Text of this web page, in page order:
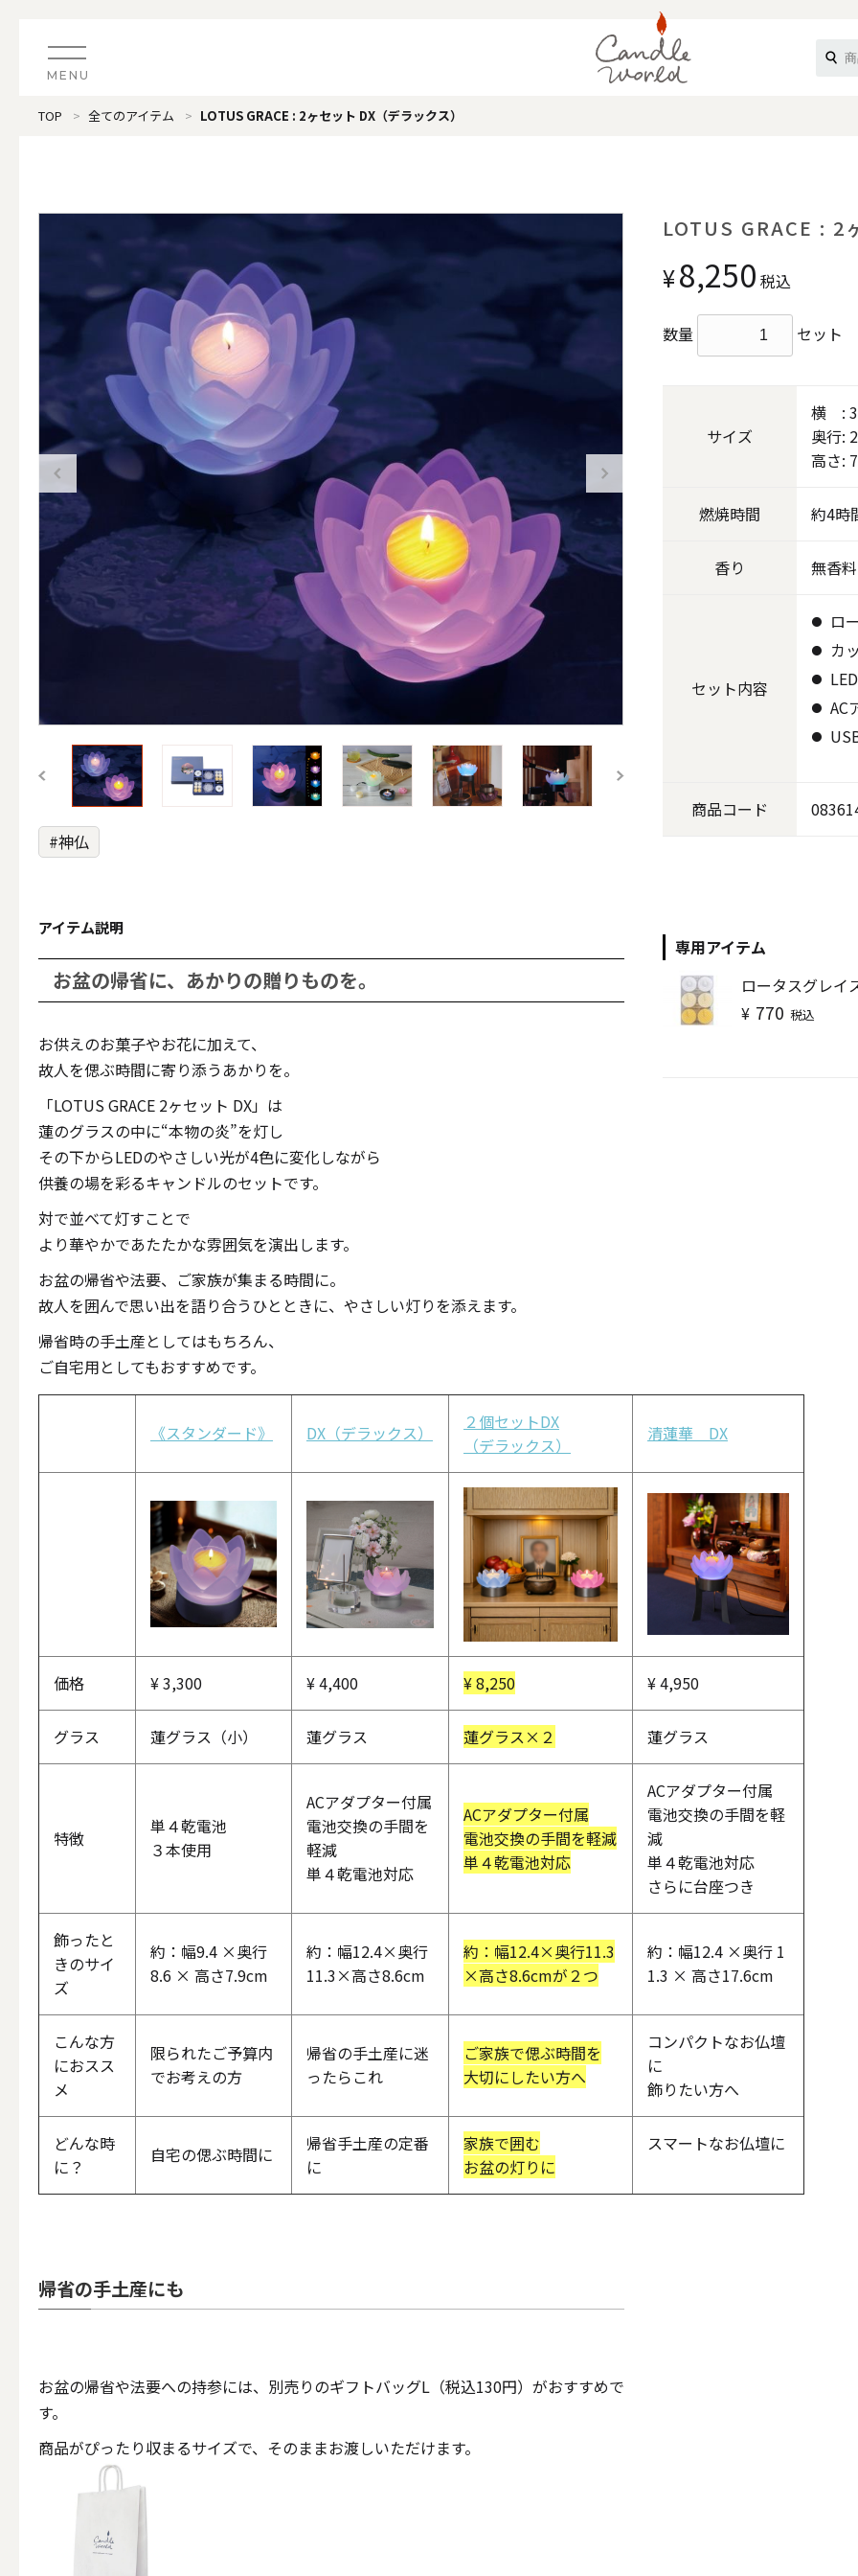
MENU
カテゴリから探す
価格で探す
色で探す
（ブランド）offti 《オフティ》
（ブランド）YURAGI《ゆらぎ》
ALL
ALL
カップキャンドル ピラーキャンドル
キャンドルホルダー
キャンドル・ホルダーセット
点火・消火ツール
手作りキャンドル
ALL 手作りキット
その他
ALL キャンドルグッズ
（形から選ぶ）キャンドル
ピラーキャンドル
ボールキャンドル カップキャンドル
その他キャンドル
キャンドル・ホルダーセット
TOP 全てのアイテム LOTUS GRACE : 2ヶセット DX（デラックス）
#神仏
LOTUS GRACE : 2
¥8,250 税込
数量 セット
サイズ
横 :
奥行:
高さ:
燃焼時間 約4時
香り 無香料
セット内容
ロ
カ
AC
商品コード
アイテム説明
お盆の帰省に、あかりの贈りものを。
お供えのお菓子やお花に加えて、
故人を偲ぶ時間に寄り添うあかりを。
「LOTUS GRACE 2ヶセット DX」は
蓮のグラスの中に“本物の炎”を灯し
その下からLEDのやさしい光が4色に変化しながら
供養の場を彩るキャンドルのセットです。
対で並べて灯すことで
より華やかであたたかな雰囲気を演出します。
お盆の帰省や法要、ご家族が集まる時間に。
故人を囲んで思い出を語り合うひとときに、やさしい灯りを添えます。
帰省時の手土産としてはもちろん、
ご自宅用としてもおすすめです。
《スタンダード》 DX（デラックス）
２個セットDX
（デラックス）
清蓮華 DX
価格 ¥3,300 ¥4,400 ¥8,250 ¥4,950
グラス 蓮グラス（小） 蓮グラス 蓮グラス×２ 蓮グラス
特徴
単４乾電池
３本使用
ACアダプター付属
電池交換の手間を
軽減
単４乾電池対応
ACアダプター付属
電池交換の手間を軽減
単４乾電池対応
ACアダプター付属
電池交換の手間を軽
減
単４乾電池対応
さらに台座つき
飾ったと
きのサイ
ズ
約：幅9.4 ×奥行
8.6 × 高さ7.9cm
約：幅12.4×奥行
11.3×高さ8.6cm
約：幅12.4×奥行11.3
×高さ8.6cmが２つ
約：幅12.4 ×奥行 1
1.3 × 高さ17.6cm
こんな方
におスス
メ
限られたご予算内
でお考えの方
帰省の手土産に迷
ったらこれ
ご家族で偲ぶ時間を
大切にしたい方へ
コンパクトなお仏壇
に
飾りたい方へ
どんな時
に？
自宅の偲ぶ時間に
帰省手土産の定番
に
家族で囲む
お盆の灯りに
スマートなお仏壇に
帰省の手土産にも
お盆の帰省や法要への持参には、別売りのギフトバッグL（税込130円）がおすすめで
す。
商品がぴったり収まるサイズで、そのままお渡しいただけます。
専用アイテム
ロータスグレイ
¥ 770 税込